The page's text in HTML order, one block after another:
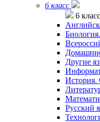
6 класс
6 класс
Другие
История.
Русский